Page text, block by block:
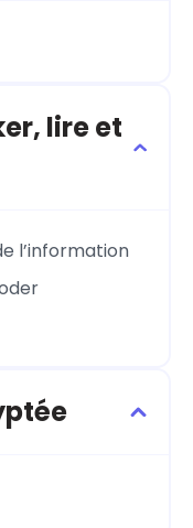
lire et
l’information